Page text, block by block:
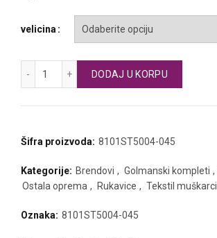
velicina
DODAJ U KORPU
Šifra proizvoda: 8101ST5004-045
Kategorije: Brendovi , Golmanski kompleti ,
Ostala oprema , Rukavice , Tekstil muškarci
Oznaka: 8101ST5004-045